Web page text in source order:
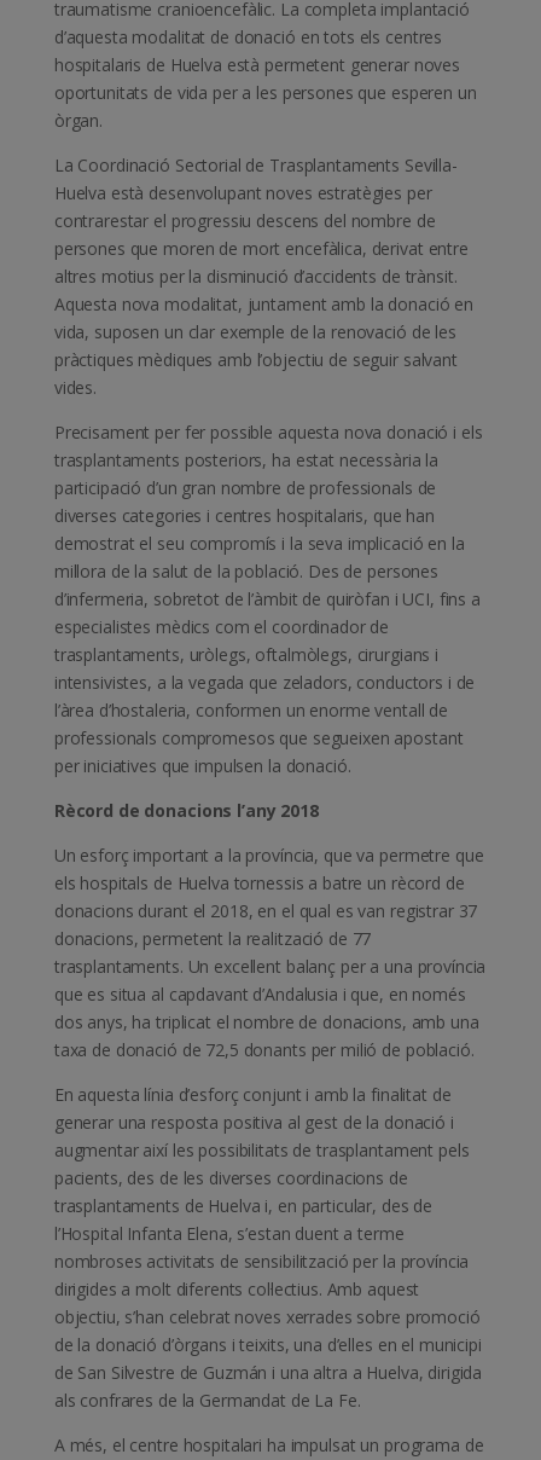
traumatisme cranioencefàlic. La completa implantació
d’aquesta modalitat de donació en tots els centres
hospitalaris de Huelva està permetent generar noves
oportunitats de vida per a les persones que esperen un
òrgan.
La Coordinació Sectorial de Trasplantaments Sevilla-
Huelva està desenvolupant noves estratègies per
contrarestar el progressiu descens del nombre de
persones que moren de mort encefàlica, derivat entre
altres motius per la disminució d’accidents de trànsit.
Aquesta nova modalitat, juntament amb la donació en
vida, suposen un clar exemple de la renovació de les
pràctiques mèdiques amb l’objectiu de seguir salvant
vides.
Precisament per fer possible aquesta nova donació i els
trasplantaments posteriors, ha estat necessària la
participació d’un gran nombre de professionals de
diverses categories i centres hospitalaris, que han
demostrat el seu compromís i la seva implicació en la
millora de la salut de la població. Des de persones
d’infermeria, sobretot de l’àmbit de quiròfan i UCI, fins a
especialistes mèdics com el coordinador de
trasplantaments, uròlegs, oftalmòlegs, cirurgians i
intensivistes, a la vegada que zeladors, conductors i de
l’àrea d’hostaleria, conformen un enorme ventall de
professionals compromesos que segueixen apostant
per iniciatives que impulsen la donació.
Rècord de donacions l’any 2018
Un esforç important a la província, que va permetre que
els hospitals de Huelva tornessis a batre un rècord de
donacions durant el 2018, en el qual es van registrar 37
donacions, permetent la realització de 77
trasplantaments. Un excel·lent balanç per a una província
que es situa al capdavant d’Andalusia i que, en només
dos anys, ha triplicat el nombre de donacions, amb una
taxa de donació de 72,5 donants per milió de població.
En aquesta línia d’esforç conjunt i amb la finalitat de
generar una resposta positiva al gest de la donació i
augmentar així les possibilitats de trasplantament pels
pacients, des de les diverses coordinacions de
trasplantaments de Huelva i, en particular, des de
l’Hospital Infanta Elena, s’estan duent a terme
nombroses activitats de sensibilització per la província
dirigides a molt diferents col·lectius. Amb aquest
objectiu, s’han celebrat noves xerrades sobre promoció
de la donació d’òrgans i teixits, una d’elles en el municipi
de San Silvestre de Guzmán i una altra a Huelva, dirigida
als confrares de la Germandat de La Fe.
A més, el centre hospitalari ha impulsat un programa de